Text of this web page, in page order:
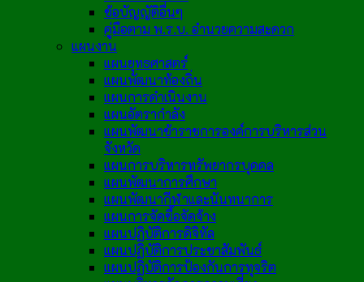
ข้อบัญญัติอื่นๆ
คู่มือตาม พ.ร.บ. อำนวยความสะดวก
แผนงาน
แผนยุทธศาสตร์
แผนพัฒนาท้องถิ่น
แผนการดำเนินงาน
แผนอัตรากำลัง
แผนพัฒนาข้าราชการองค์การบริหารส่วน
จังหวัด
แผนการบริหารทรัพยากรบุคคล
แผนพัฒนาการศึกษา
แผนพัฒนากีฬาและนันทนาการ
แผนการจัดซื้อจัดจ้าง
แผนปฏิบัติการดิจิทัล
แผนปฏิบัติการประชาสัมพันธ์
แผนปฏิบัติการป้องกันการทุจริต